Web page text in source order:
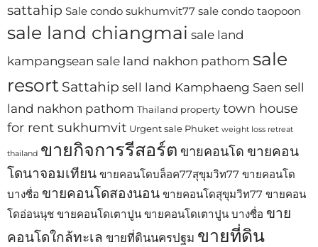
sattahip Sale condo sukhumvit77 sale condo taopoon
sale land chiangmai sale land
kampangsean sale land nakhon pathom sale
resort Sattahip sell land Kamphaeng Saen sell
land nakhon pathom Thailand property town house
for rent sukhumvit Urgent sale Phuket weight loss retreat
thailand ขายกิจการรีสอร์ต ขายคอนโด ขายคอน
โดนาจอมเทียน ขายคอนโดบล็อค77สุขุมวิท77 ขายคอนโด
บางซื่อ ขายคอนโดสองนอน ขายคอนโดสุขุมวิท77 ขายคอน
โดอ่อนนุช ขายคอนโดเตาปูน ขายคอนโดเตาปูน บางซื่อ ขาย
คอนโดใกล้ทะเล ขายที่ดินนครปฐม ขายที่ดิน